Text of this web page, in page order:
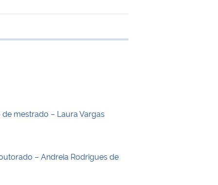
mestrado – Laura Vargas
– Andreia Rodrigues de